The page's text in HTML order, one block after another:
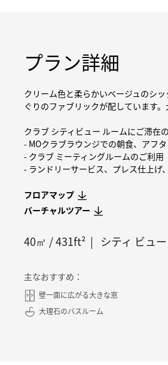
プラン詳細
クリーム色と柔らかいベージュのシ
ぐりのファブリックが配しています
クラブ シティビュー ルームにご滞在
- MOクラブラウンジでの朝食、アフ
- クラブ ミーティングルームのご利
- ランドリーサービス、プレス仕上げ
フロアマップ
バーチャルツアー
40㎡ /431ft² シティ ビュー
主なおすすめ：
壁一面に広がる大きな窓
大理石のバスルーム